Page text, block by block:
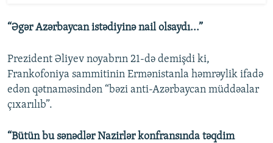
“Əgər Azərbaycan istədiyinə nail olsaydı...”
Prezident Əliyev noyabrın 21-də demişdi ki,
Frankofoniya sammitinin Ermənistanla həmrəylik ifadə
edən qətnaməsindən “bəzi anti-Azərbaycan müddəalar
çıxarılıb”.
“Bütün bu sənədlər Nazirlər konfransında təqdim